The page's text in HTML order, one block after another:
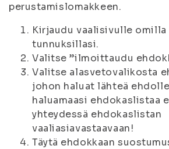
perustamislomakkeen.
Kirjaudu vaalisivulle omilla
tunnuksillasi.
Valitse ”ilmoittaudu
Valitse alasvetovalikosta
johon haluat lähteä
haluamaasi ehdokaslistaa
yhteydessä ehdokaslistan
vaaliasiavastaavaan!
Täytä ehdokkaan